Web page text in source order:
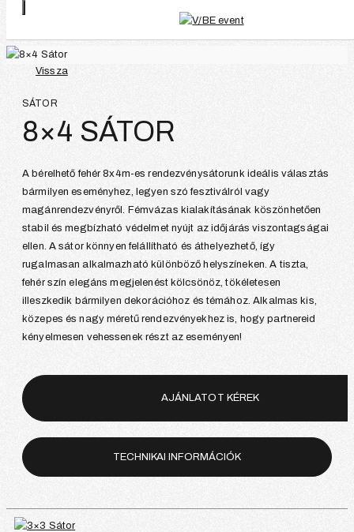
Vissza
SÁTOR
8×4 SÁTOR
A bérelhető fehér 8x4m-es rendezvénysátorunk ideális választás
bármilyen eseményhez, legyen szó fesztiválról vagy
magánrendezvényről. Fémvázas kialakításának köszönhetően
stabil és megbízható védelmet nyújt az időjárás viszontagságai
ellen. A sátor könnyen felállítható és áthelyezhető, így
rugalmasan alkalmazható különböző helyszíneken. A tiszta,
fehér szín elegáns megjelenést kölcsönöz, tökéletesen
illeszkedik bármilyen dekorációhoz és témához. Alkalmas kis,
közepes és nagy méretű rendezvényekhez is, hogy partnereid
kényelmesen vehessenek részt az eseményen!
AJÁNLATOT KÉREK
TECHNIKAI INFORMÁCIÓK